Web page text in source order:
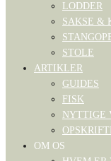
LODDER
SAKSE &
STOLE
ARTIKLER
GUIDES
FISK
NYTTIGE
OM OS